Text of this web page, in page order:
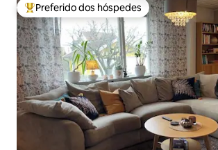
Entre os melhores preferidos dos hóspedes
Preferido dos hóspedes